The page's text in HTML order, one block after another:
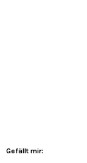
Gefällt mir: